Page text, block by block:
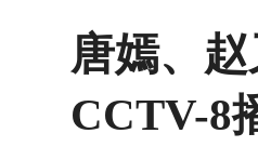
唐嫣、
CCTV-8